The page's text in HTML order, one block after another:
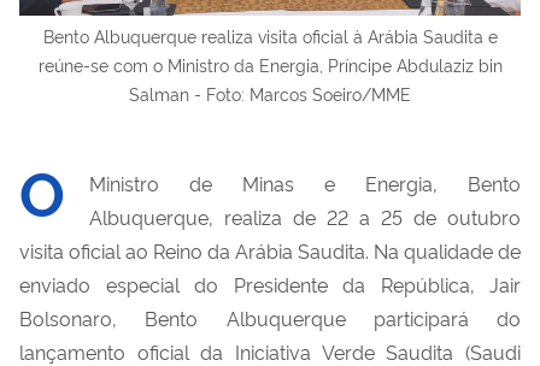
Bento Albuquerque realiza visita oficial à Arábia Saudita e
reúne-se com o Ministro da Energia, Príncipe Abdulaziz bin
Salman - Foto: Marcos Soeiro/MME
O
Ministro de Minas e Energia, Bento
Albuquerque, realiza de 22 a 25 de outubro
visita oficial ao Reino da Arábia Saudita. Na qualidade de
enviado especial do Presidente da República, Jair
Bolsonaro, Bento Albuquerque participará do
lançamento oficial da Iniciativa Verde Saudita (Saudi